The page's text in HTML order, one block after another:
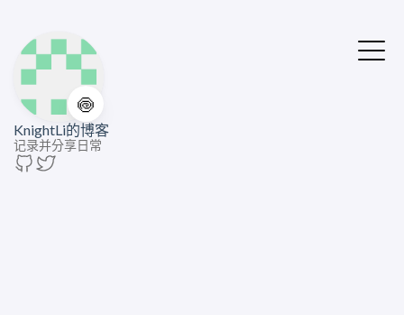
🍥
KnightLi的博客
记录并分享日常